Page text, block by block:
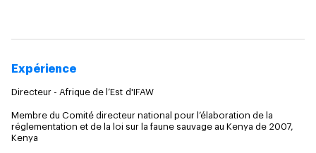
Expérience
Directeur - Afrique de l’Est d'IFAW
Membre du Comité directeur national pour l’élaboration de la
réglementation et de la loi sur la faune sauvage au Kenya de 2007,
Kenya